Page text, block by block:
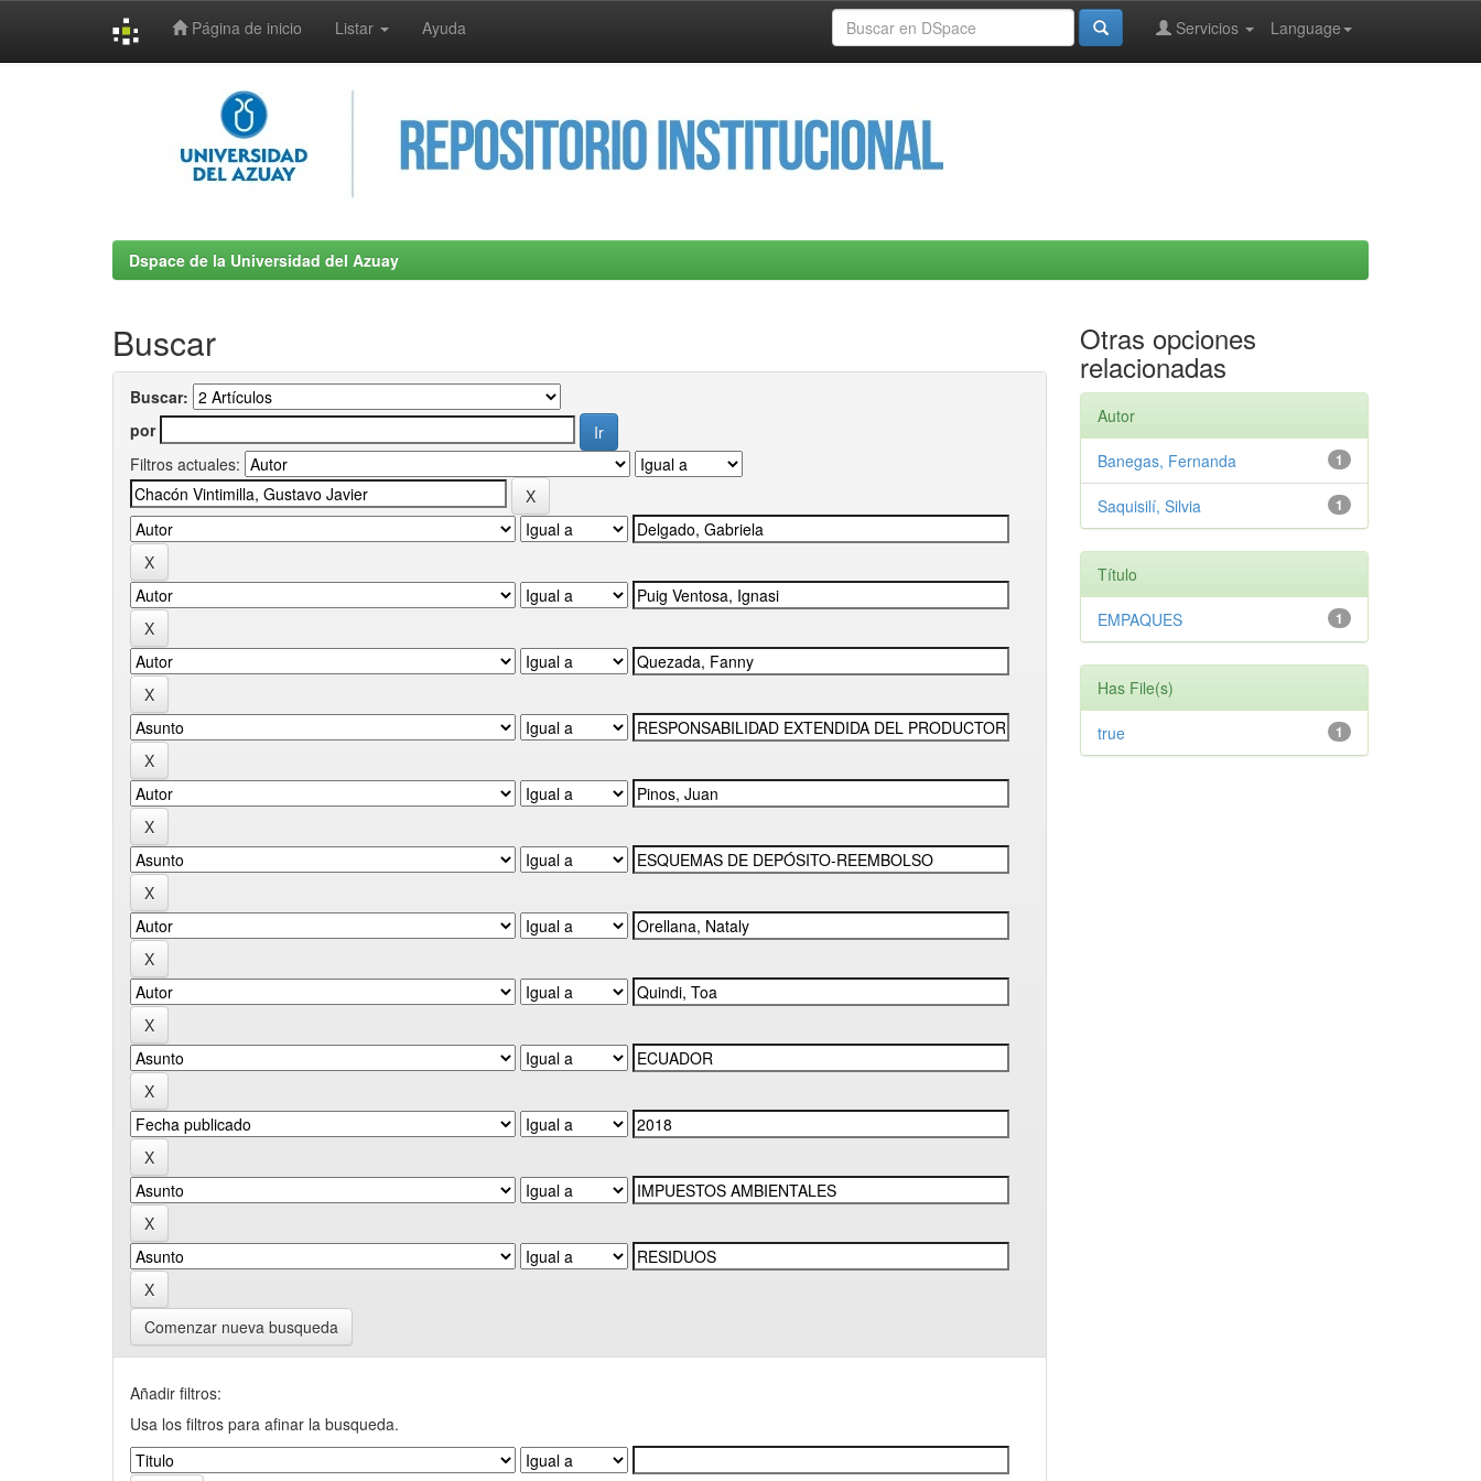
Página de inicio Listar Ayuda Language
Servicios
Dspace de la Universidad del Azuay
Buscar
Buscar:
por
Filtros actuales:
Comenzar nueva busqueda
Añadir filtros:
Usa los filtros para afinar la busqueda.
Otras opciones
relacionadas
Autor
1
Banegas, Fernanda
1
Saquisilí, Silvia
Título
1
EMPAQUES
Has File(s)
1
true